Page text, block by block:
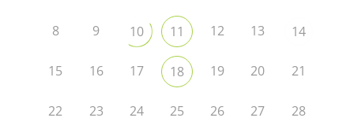
8 9 10 11 12 13 14
15 16 17 18 19 20 21
22 23 24 25 26 27 28